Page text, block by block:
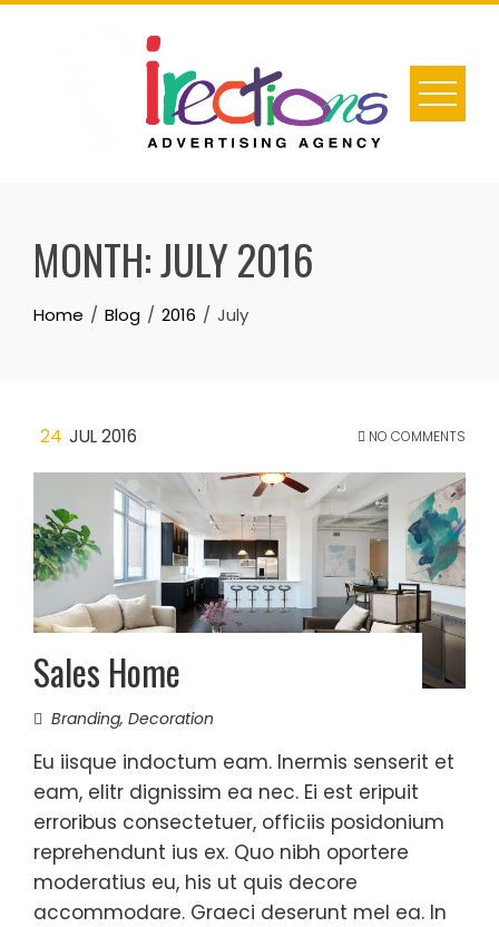
Skip
MONTH:JULY 2016
Home Blog 2016 July
24 JUL 2016 NO COMMENTS
Sales Home
Branding, Decoration
Eu iisque indoctum eam. Inermis senserit et
eam, elitr dignissim ea nec. Ei est eripuit
erroribus consectetuer, officiis posidonium
reprehendunt ius ex. Quo nibh oportere
moderatius eu, his ut quis decore
accommodare. Graeci deserunt mel ea. In